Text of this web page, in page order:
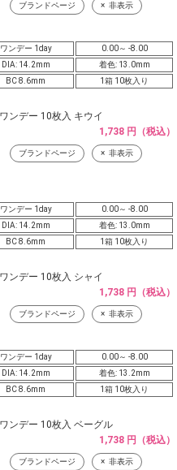
ブランドページ 非表示
ワンデー 1day
0.00～ -8.00
DIA: 14.2mm
着色: 13.0mm
BC 8.6mm
1箱 10枚入り
ンデー 10枚入 キウイ
1,738 円（税込）
ブランドページ 非表示
ワンデー 1day
0.00～ -8.00
DIA: 14.2mm
着色: 13.0mm
BC 8.6mm
1箱 10枚入り
ンデー 10枚入 シャイ
1,738 円（税込）
ブランドページ 非表示
ワンデー 1day
0.00～ -8.00
DIA: 14.2mm
着色: 13.2mm
BC 8.6mm
1箱 10枚入り
ンデー 10枚入 ベーグル
1,738 円（税込）
ブランドページ 非表示